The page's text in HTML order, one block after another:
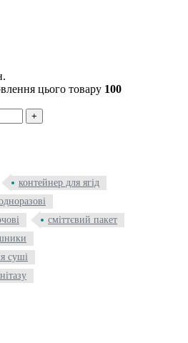
цього товару 100
+
контейнер для ягід
сміттєвий пакет
суші